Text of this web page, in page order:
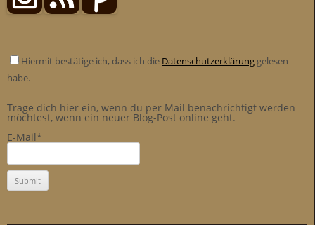
Hiermit bestätige ich, dass ich die Datenschutzerklärung gelesen
habe.
Trage dich hier ein, wenn du per Mail benachrichtigt werden
möchtest, wenn ein neuer Blog-Post online geht.
E-Mail*